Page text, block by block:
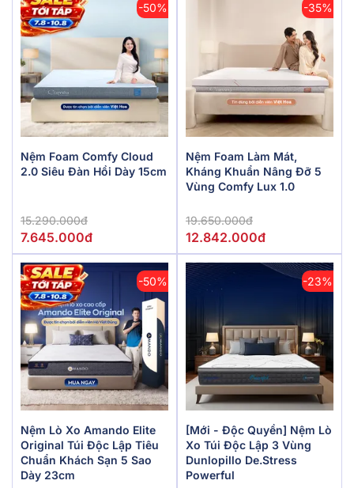
-50%
Nệm Foam Comfy Cloud
2.0 Siêu Đàn Hồi Dày 15cm
15.290.000đ
7.645.000đ
-35%
Nệm Foam Làm Mát,
Kháng Khuẩn Nâng Đỡ 5
Vùng Comfy Lux 1.0
19.650.000đ
12.842.000đ
-50%
Nệm Lò Xo Amando Elite
Original Túi Độc Lập Tiêu
Chuẩn Khách Sạn 5 Sao
Dày 23cm
-23%
[Mới - Độc Quyền] Nệm Lò
Xo Túi Độc Lập 3 Vùng
Dunlopillo De.Stress
Powerful